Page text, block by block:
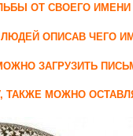
ОТ СВОЕГО ИМЕНИ
ОПИСАВ ЧЕГО
ЗАГРУЗИТЬ
ТАКЖЕ МОЖНО